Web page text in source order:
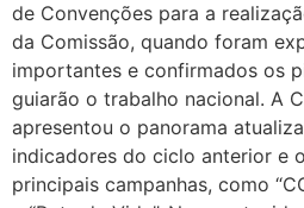
de Convenções para a
da Comissão, quando foram
importantes e confirmados os
guiarão o trabalho nacional. A
apresentou o panorama
indicadores do ciclo anterior e
principais campanhas, como